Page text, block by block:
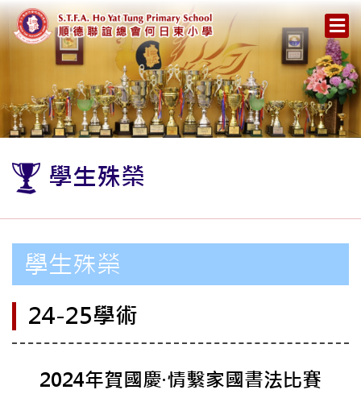
學生殊榮
學生殊榮
24-25學術
2024年賀國慶·情繫家國書法比賽